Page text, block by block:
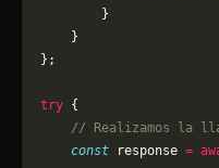
        }
    }
};
try {
// Realizamos la
    const
response =